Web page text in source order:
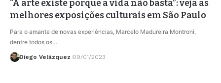
“A arte existe porque a vida não basta”: veja as
melhores exposições culturais em São Paulo
Para o amante de novas experiências, Marcelo Madureira Montroni,
dentre todos os…
Diego Velázquez 09/01/2023